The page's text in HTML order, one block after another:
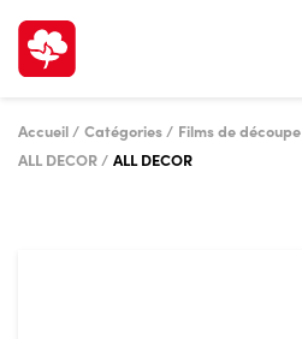
Accueil Catégories Films de découpe
ALL DECOR
ALL DECOR